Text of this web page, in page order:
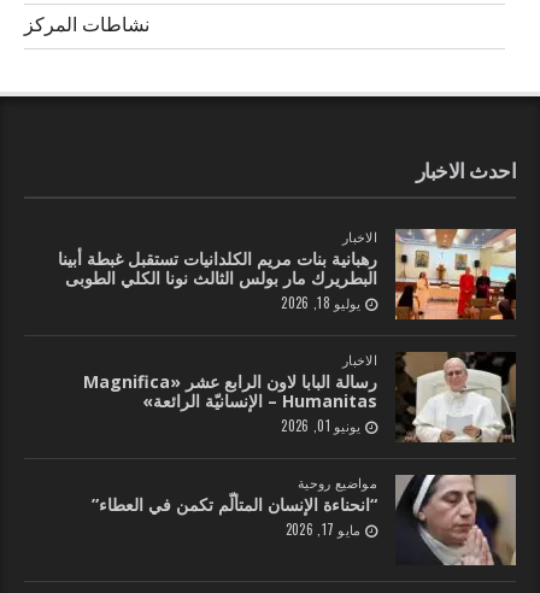
نشاطات المركز
احدث الاخبار
الاخبار
رهبانية بنات مريم الكلدانيات تستقبل غبطة أبينا
البطريرك مار بولس الثالث نونا الكلي الطوبى
يوليو 18, 2026
الاخبار
رسالة البابا لاون الرابع عشر «Magnifica
Humanitas – الإنسانيّة الرائعة»
يونيو 01, 2026
مواضيع روحية
“انحناءة الإنسان المتألّم تكمن في العطاء”
مايو 17, 2026